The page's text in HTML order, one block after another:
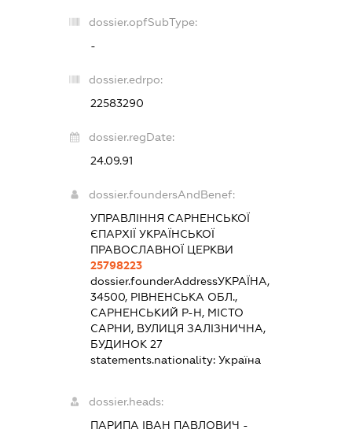
dossier.opfSubType:
-
dossier.edrpo:
22583290
dossier.regDate:
24.09.91
dossier.foundersAndBenef:
УПРАВЛІННЯ САРНЕНСЬКОЇ
ЄПАРХІЇ УКРАЇНСЬКОЇ
ПРАВОСЛАВНОЇ ЦЕРКВИ
25798223
dossier.founderAddressУКРАЇНА,
34500, РІВНЕНСЬКА ОБЛ.,
САРНЕНСЬКИЙ Р-Н, МІСТО
САРНИ, ВУЛИЦЯ ЗАЛІЗНИЧНА,
БУДИНОК 27
statements.nationality:Україна
dossier.heads:
ПАРИПА ІВАН ПАВЛОВИЧ -